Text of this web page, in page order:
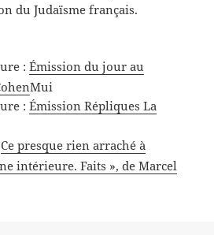
du Judaïsme français.
:Émission du jour au
Mui
:Émission Répliques La
Ce presque rien arraché à
intérieure. Faits », de Marcel